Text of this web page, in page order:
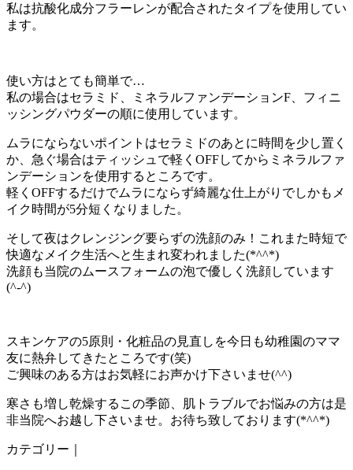
私は抗酸化成分フラーレンが配合されたタイプを使用してい
ます。
使い方はとても簡単で…
私の場合はセラミド、ミネラルファンデーションF、フィニ
ッシングパウダーの順に使用しています。
ムラにならないポイントはセラミドのあとに時間を少し置く
か、急ぐ場合はティッシュで軽くOFFしてからミネラルファ
ンデーションを使用するところです。
軽くOFFするだけでムラにならず綺麗な仕上がりでしかもメ
イク時間が5分短くなりました。
そして夜はクレンジング要らずの洗顔のみ！これまた時短で
快適なメイク生活へと生まれ変われました(*^^*)
洗顔も当院のムースフォームの泡で優しく洗顔しています
(^-^)
スキンケアの5原則・化粧品の見直しを今日も幼稚園のママ
友に熱弁してきたところです(笑)
ご興味のある方はお気軽にお声かけ下さいませ(^^)
寒さも増し乾燥するこの季節、肌トラブルでお悩みの方は是
非当院へお越し下さいませ。お待ち致しております(*^^*)
カテゴリー｜